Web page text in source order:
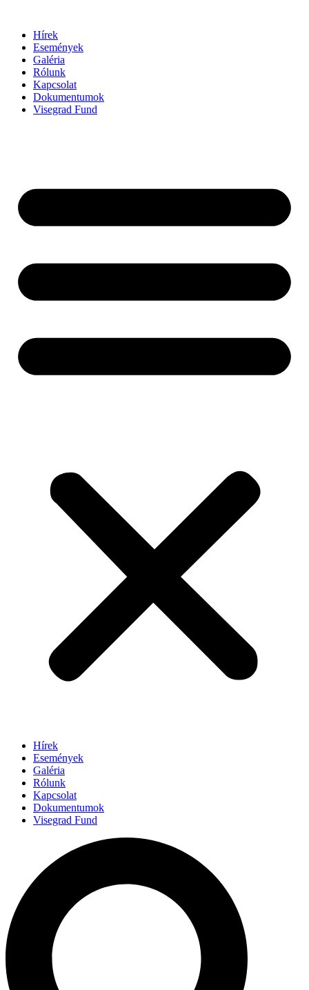
tartalomhoz
Hírek
Események
Galéria
Rólunk
Kapcsolat
Dokumentumok
Visegrad Fund
Hírek
Események
Galéria
Rólunk
Kapcsolat
Dokumentumok
Visegrad Fund